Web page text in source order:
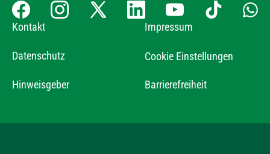
Kontakt Impressum
Datenschutz Cookie Einstellungen
Hinweisgeber Barrierefreiheit